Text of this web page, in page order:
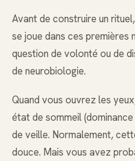
Avant de construire un
se joue dans ces premières
question de volonté ou de
de neurobiologie.
Quand vous ouvrez les
état de sommeil
de veille. Normalement,
douce. Mais vous avez